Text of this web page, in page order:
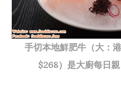
手切本地鮮肥牛（大：
$268）是大廚每日親